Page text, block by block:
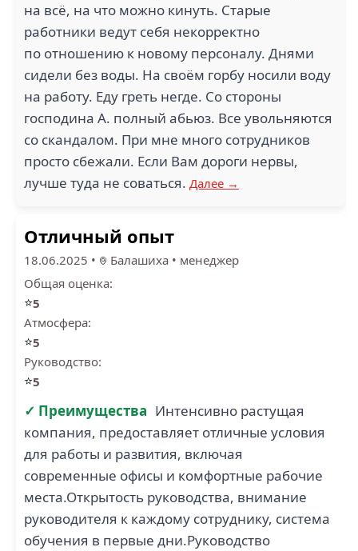
на всё, на что можно кинуть. Старые
работники ведут себя некорректно
по отношению к новому персоналу. Днями
сидели без воды. На своём горбу носили воду
на работу. Еду греть негде. Со стороны
господина А. полный абьюз. Все увольняются
со скандалом. При мне много сотрудников
просто сбежали. Если Вам дороги нервы,
лучше туда не соваться. Далее →
Отличный опыт
18.06.2025 • Балашиха • менеджер
Общая оценка:
⭐5
Атмосфера:
⭐5
Руководство:
⭐5
✓ Преимущества Интенсивно растущая
компания, предоставляет отличные условия
для работы и развития, включая
современные офисы и комфортные рабочие
места.Открытость руководства, внимание
руководителя к каждому сотруднику, система
обучения в первые дни.Руководство